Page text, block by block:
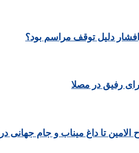
دلیل توقف مراسم بود؟
رفیق در مصلا
تا داغ میناب و جام جهانی در